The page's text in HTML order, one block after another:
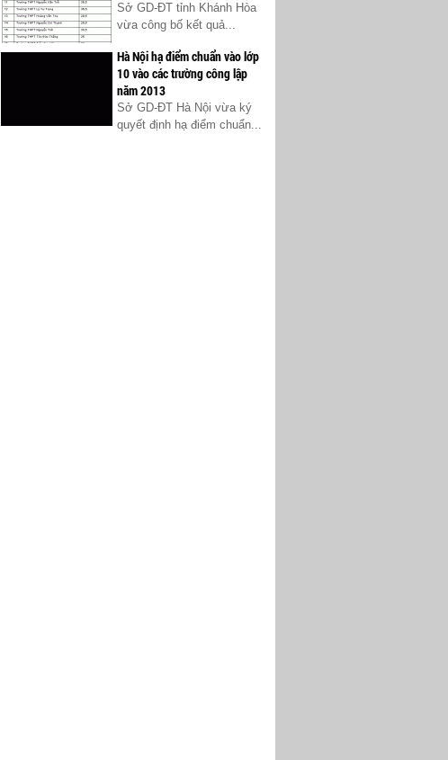
Sở GD-ĐT tỉnh Khánh Hòa
vừa công bố kết quả...
Hà Nội hạ điểm chuẩn vào lớp
10 vào các trường công lập
năm 2013
Sở GD-ĐT Hà Nội vừa ký
quyết định hạ điểm chuẩn...